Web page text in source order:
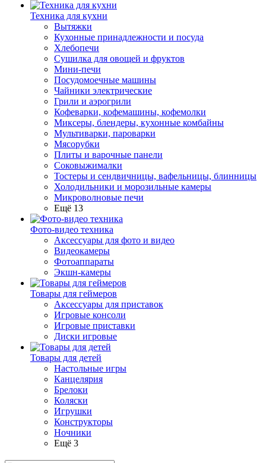
Техника для кухни
Вытяжки
Кухонные принадлежности и посуда
Хлебопечи
Сушилка для овощей и фруктов
Мини-печи
Посудомоечные машины
Чайники электрические
Грили и аэрогрили
Кофеварки, кофемашины, кофемолки
Миксеры, блендеры, кухонные комбайны
Мультиварки, пароварки
Мясорубки
Плиты и варочные панели
Соковыжималки
Тостеры и сендвичницы, вафельницы, блинницы
Холодильники и морозильные камеры
Микроволновые печи
Ещё 13
Фото-видео техника
Аксессуары для фото и видео
Видеокамеры
Фотоаппараты
Экшн-камеры
Товары для геймеров
Аксессуары для приставок
Игровые консоли
Игровые приставки
Диски игровые
Товары для детей
Настольные игры
Канцелярия
Брелоки
Коляски
Игрушки
Конструкторы
Ночники
Ещё 3